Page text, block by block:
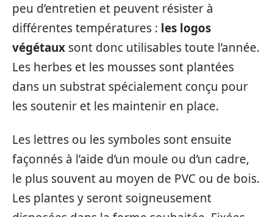
peu d’entretien et peuvent résister à
différentes températures : les logos
végétaux sont donc utilisables toute l’année.
Les herbes et les mousses sont plantées
dans un substrat spécialement conçu pour
les soutenir et les maintenir en place.
Les lettres ou les symboles sont ensuite
façonnés à l’aide d’un moule ou d’un cadre,
le plus souvent au moyen de PVC ou de bois.
Les plantes y seront soigneusement